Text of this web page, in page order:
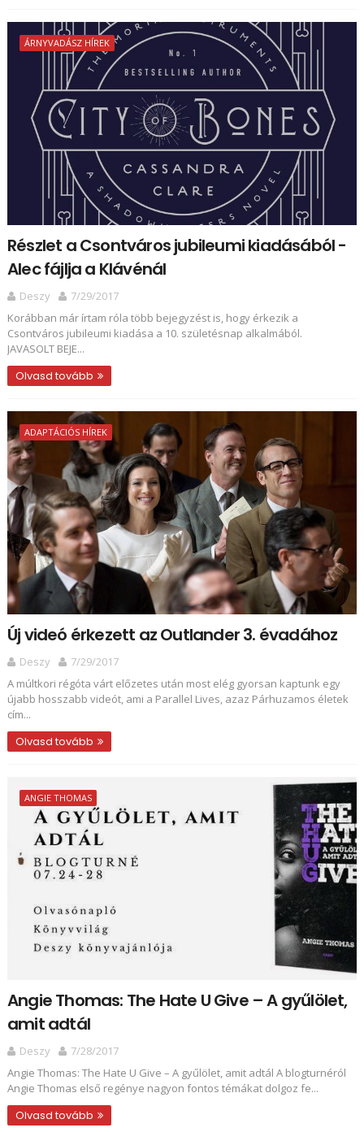
ÁRNYVADÁSZ HÍREK
Részlet a Csontváros jubileumi kiadásából -
Alec fájlja a Klávénál
Deszy
7/29/2017
Korábban már írtam róla több bejegyzést is, hogy érkezik a
Csontváros jubileumi kiadása a 10. születésnap alkalmából.
JAVASOLT BEJE...
Olvasd tovább
ADAPTÁCIÓS HÍREK
Új videó érkezett az Outlander 3. évadához
Deszy
7/29/2017
A múltkori régóta várt előzetes után most elég gyorsan kaptunk egy
újabb hosszabb videót, ami a Parallel Lives, azaz Párhuzamos életek
cím...
Olvasd tovább
ANGIE THOMAS
Angie Thomas: The ​Hate U Give – A gyűlölet,
amit adtál
Deszy
7/28/2017
Angie Thomas: The ​Hate U Give – A gyűlölet, amit adtál A blogturnéról
Angie Thomas első regénye nagyon fontos témákat dolgoz fe...
Olvasd tovább